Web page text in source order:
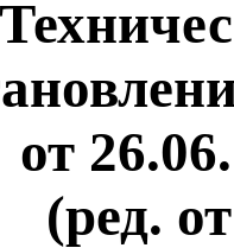
от
(ред.